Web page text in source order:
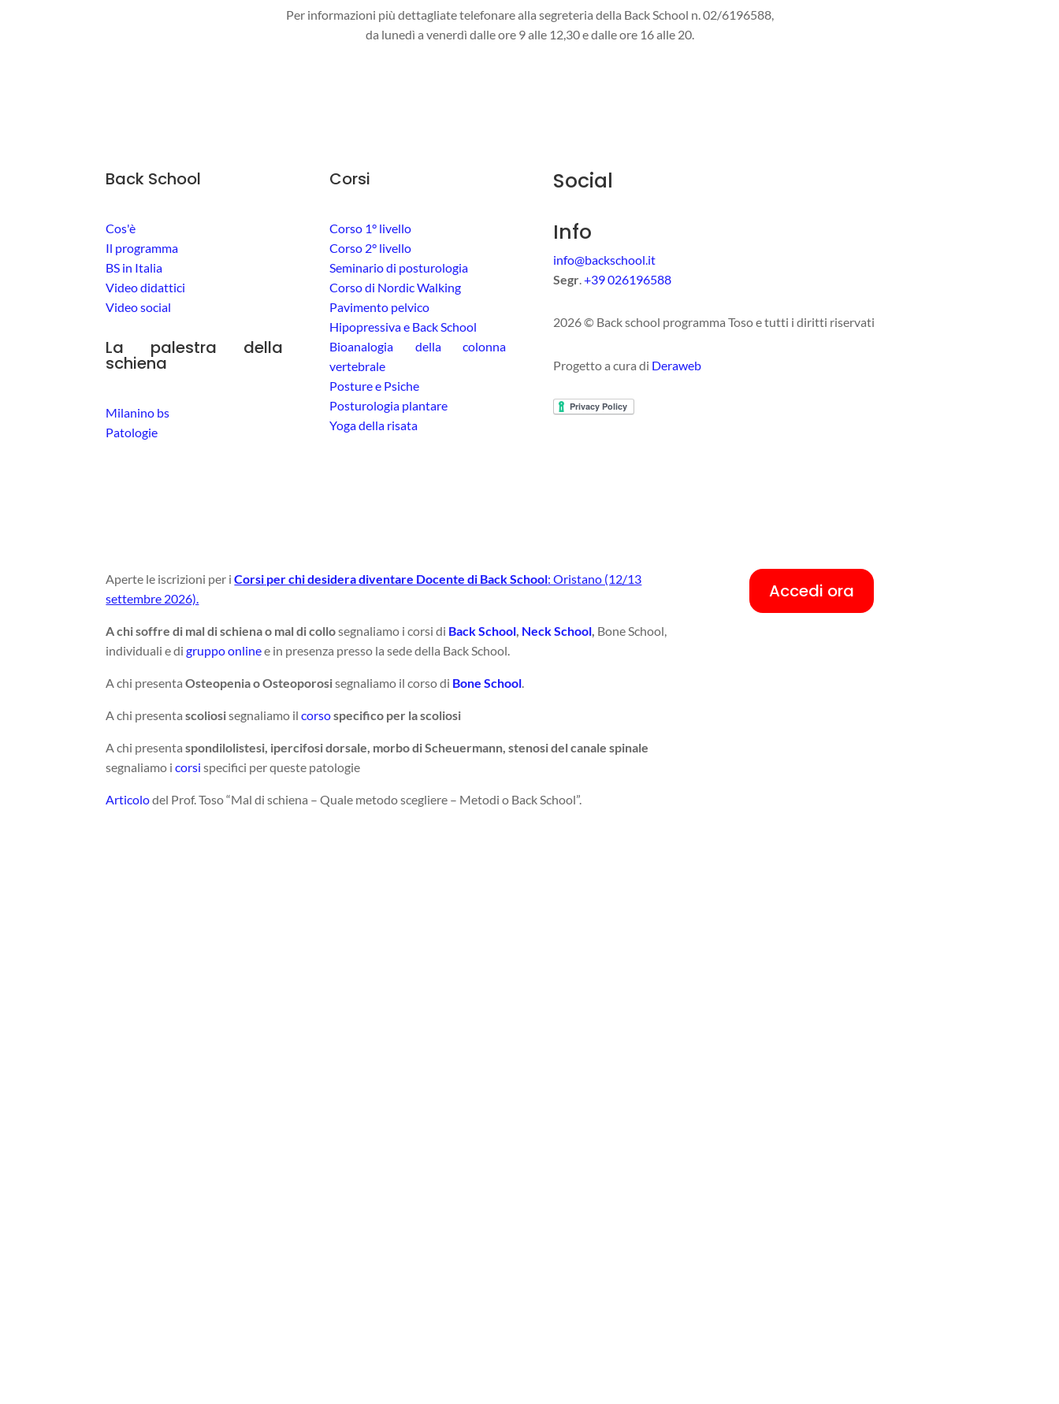
Per informazioni più dettagliate telefonare alla segreteria della Back School n. 02/6196588,
da lunedì a venerdì dalle ore 9 alle 12,30 e dalle ore 16 alle 20.
Back School
Cos'è
Il programma
BS in Italia
Video didattici
Video social
La palestra della
schiena
Milanino bs
Patologie
Corsi
Corso 1° livello
Corso 2° livello
Seminario di posturologia
Corso di Nordic Walking
Pavimento pelvico
Hipopressiva e Back School
Bioanalogia della colonna
vertebrale
Posture e Psiche
Posturologia plantare
Yoga della risata
Social
Info
info@backschool.it
Segr.+39 026196588
2026 © Back school programma Toso e tutti i diritti riservati
Progetto a cura di Deraweb
Aperte le iscrizioni per iCorsi per chi desidera diventare Docente di Back School: Oristano (12/13
settembre 2026).
A chi soffre di mal di schiena o mal di collosegnaliamo i corsi di Back School, Neck School, Bone School,
individuali e digruppo onlinee in presenza presso la sede della Back School.
A chi presentaOsteopenia o Osteoporosisegnaliamo il corso di Bone School.
A chi presentascoliosisegnaliamo ilcorsospecifico per la scoliosi
A chi presentaspondilolistesi, ipercifosi dorsale, morbo di Scheuermann, stenosi del canale spinale
segnaliamo icorsi specifici per queste patologie
Articolodel Prof. Toso “Mal di schiena – Quale metodo scegliere – Metodi o Back School”.
Accedi ora